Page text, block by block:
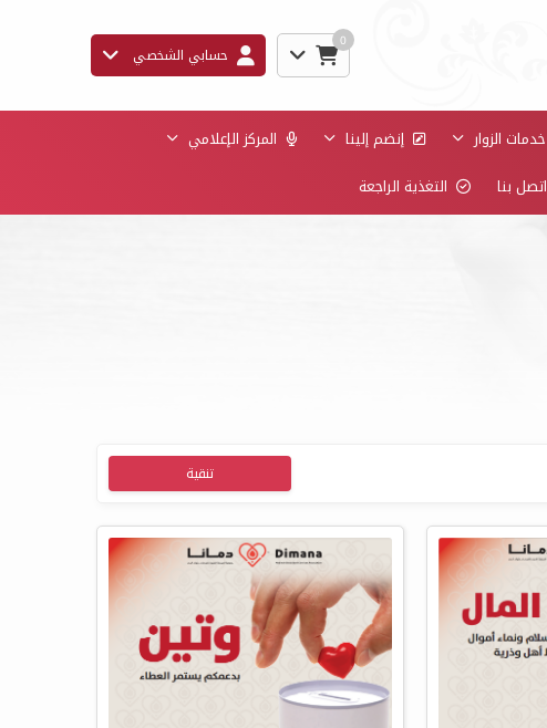
0
حسابي الشخصي
خدمات الزوار إنضم إلينا
المركز الإعلامي
اتصل بنا التغذية الراجعة
تنقية